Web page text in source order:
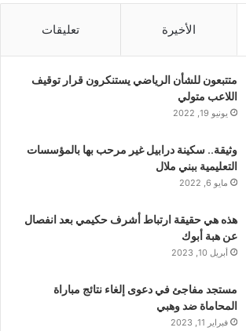
الأخيرة تعليقات
متتبعون للشأن الرياضي يستنكرون قرار توقيف
اللاعب متولي
يونيو 19, 2022
وثيقة.. سكينة درابيل غير مرحب بها بالمؤسسات
التعليمية ببني ملال
مايو 6, 2022
هذه هي حقيقة ارتباط أشرف حكيمي بعد انفصال
عن هبة أبوك
أبريل 10, 2023
مستجد مفاجئ في دعوى إلغاء نتائج مباراة
المحاماة ضد وهبي
فبراير 11, 2023